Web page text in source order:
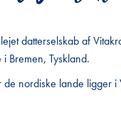
datterselskab af
i Bremen, Tyskland.
nordiske lande ligger i
datterselskab af
i Bremen, Tyskland.
nordiske lande ligger i
datterselskab af
i Bremen, Tyskland.
nordiske lande ligger i